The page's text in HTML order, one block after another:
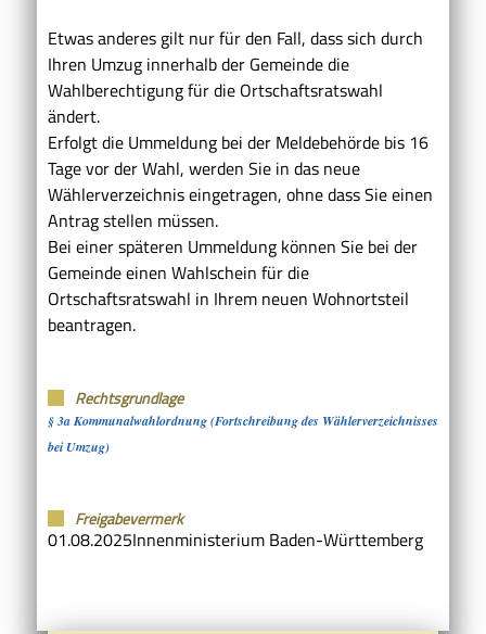
Etwas anderes gilt nur für den Fall, dass sich durch
Ihren Umzug innerhalb der Gemeinde die
Wahlberechtigung für die Ortschaftsratswahl
ändert.
Erfolgt die Ummeldung bei der Meldebehörde bis 16
Tage vor der Wahl, werden Sie in das neue
Wählerverzeichnis eingetragen, ohne dass Sie einen
Antrag stellen müssen.
Bei einer späteren Ummeldung können Sie bei der
Gemeinde einen Wahlschein für die
Ortschaftsratswahl in Ihrem neuen Wohnortsteil
beantragen.
Rechtsgrundlage
§ 3a Kommunalwahlordnung (Fortschreibung des Wählerverzeichnisses
bei Umzug)
Freigabevermerk
01.08.2025Innenministerium Baden-Württemberg